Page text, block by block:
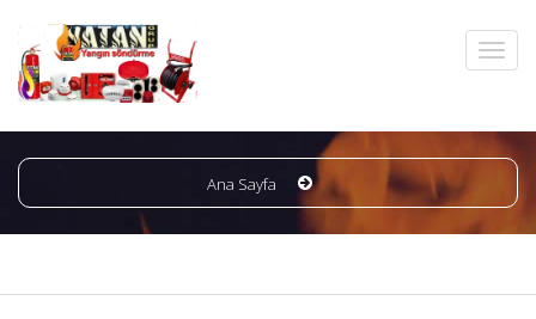
Ana Sayfa